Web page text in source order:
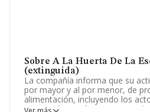
Sobre A La Huerta De La
(extinguida)
La compañía informa que su
por mayor y al por menor, de
alimentación, incluyendo los
venta, adquisición, y en